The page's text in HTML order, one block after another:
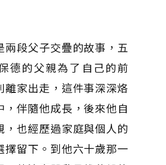
兩段父子交疊的故事，五
德的父親為了自己的前
離家出走，這件事深深烙
，伴隨他成長，後來他自
，也經歷過家庭與個人的
擇留下。到他六十歲那一